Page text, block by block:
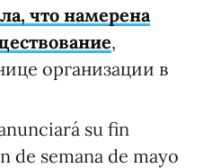
что намерена
,
организации в
su fin
semana de mayo